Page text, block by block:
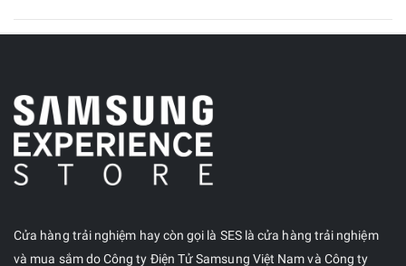
Cửa hàng trải nghiệm hay còn gọi là SES là cửa hàng trải nghiệm
và mua sắm do Công ty Điện Tử Samsung Việt Nam và Công ty